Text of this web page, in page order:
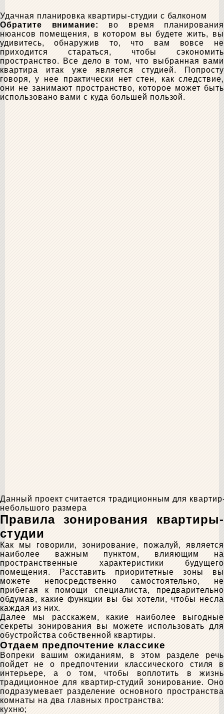
Удачная планировка квартиры-студии с балконом
Обратите внимание:
во время планирования
нюансов помещения, в котором вы будете жить, вы
удивитесь, обнаружив то, что вам вовсе не
приходится стараться, чтобы сэкономить
пространство. Все дело в том, что выбранная вами
квартира итак уже является студией. Попросту
говоря, у нее практически нет стен, как следствие,
они не занимают пространство, которое может быть
использовано вами с куда большей пользой.
Данный проект считается традиционным для
небольшого размера
Правила зонирования квартиры-
студии
Как мы говорили, зонирование, пожалуй, является
наиболее важным пунктом, влияющим на
пространственные характеристики будущего
помещения. Расставить приоритетные зоны вы
можете непосредственно самостоятельно, не
прибегая к помощи специалиста, предварительно
обдумав, какие функции вы бы хотели, чтобы несла
каждая из них.
Далее мы расскажем, какие наиболее выгодные
секреты зонирования вы можете использовать для
обустройства собственной квартиры.
Отдаем предпочтение классике
Вопреки вашим ожиданиям, в этом разделе речь
пойдет не о предпочтении классического стиля в
интерьере, а о том, чтобы воплотить в жизнь
традиционное для квартир-студий зонирование. Оно
подразумевает разделение основного пространства
комнаты на два главных пространства:
кухню;